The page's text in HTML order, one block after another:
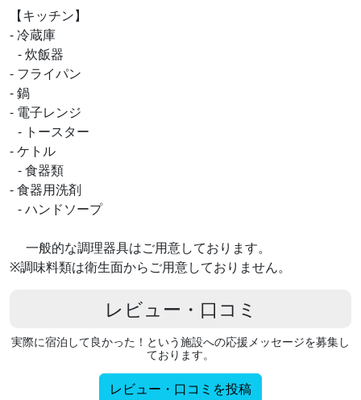
【キッチン】
- 冷蔵庫
- 炊飯器
- フライパン
- 鍋
- 電子レンジ
- トースター
- ケトル
- 食器類
- 食器用洗剤
- ハンドソープ
一般的な調理器具はご用意しております。
※調味料類は衛生面からご用意しておりません。
レビュー・口コミ
実際に宿泊して良かった！という施設への応援メッセージを募集し
ております。
レビュー・口コミを投稿